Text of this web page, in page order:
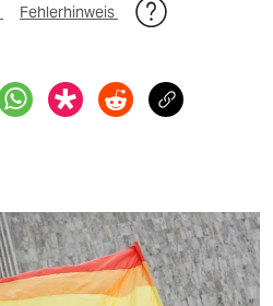
Fehlerhinweis